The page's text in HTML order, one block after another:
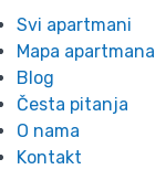
Svi apartmani
Mapa apartmana
Blog
Česta pitanja
O nama
Kontakt